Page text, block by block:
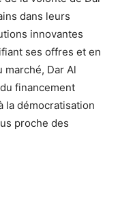
dans leurs
innovantes
ses offres et en
marché, Dar Al
financement
la démocratisation
proche des